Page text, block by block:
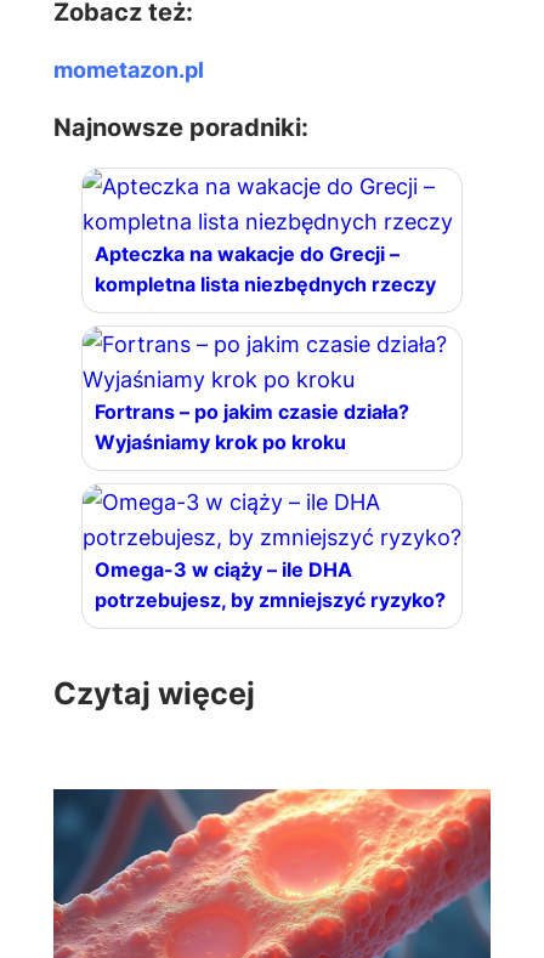
Zobacz też:
mometazon.pl
Najnowsze poradniki:
Apteczka na wakacje do Grecji –
kompletna lista niezbędnych rzeczy
Fortrans – po jakim czasie działa?
Wyjaśniamy krok po kroku
Omega-3 w ciąży – ile DHA
potrzebujesz, by zmniejszyć ryzyko?
Czytaj więcej